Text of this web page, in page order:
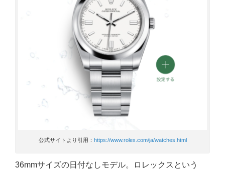
公式サイトより引用： https://www.rolex.com/ja/watches.html
36mmサイズの日付なしモデル。ロレックスという